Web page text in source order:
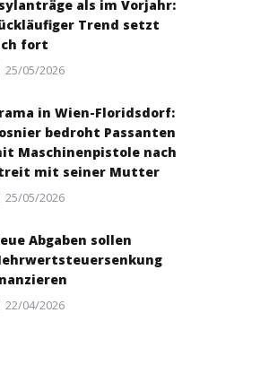
als im Vorjahr:
Trend setzt
fort
Posted
25/05/2026
in Wien-Floridsdorf:
bedroht Passanten
Maschinenpistole nach
mit seiner Mutter
Posted
25/05/2026
Abgaben sollen
Posted
22/04/2026